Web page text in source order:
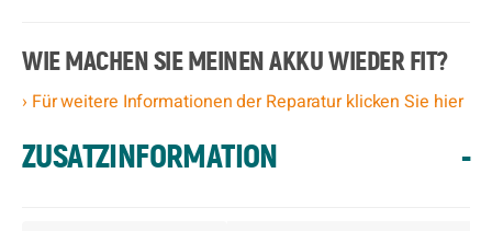
WIE MACHEN SIE MEINEN AKKU WIEDER FIT?
› Für weitere Informationen der Reparatur klicken Sie hier
ZUSATZINFORMATION -